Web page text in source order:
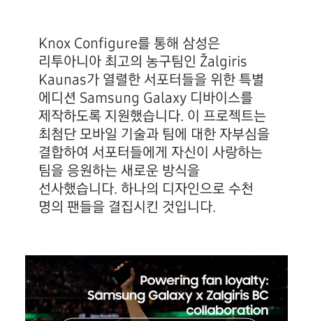
Knox Configure를 통해 삼성은
리투아니아 최고의 농구팀인 Žalgiris
Kaunas가 열렬한 서포터들을 위한 특별
에디션 Samsung Galaxy 디바이스를
제작하도록 지원했습니다. 이 프로젝트는
최첨단 모바일 기술과 팀에 대한 자부심을
결합하여 서포터들에게 자신이 사랑하는
팀을 응원하는 새로운 방식을
선사했습니다. 하나의 디자인으로 수천
명의 팬들을 결집시킨 것입니다.